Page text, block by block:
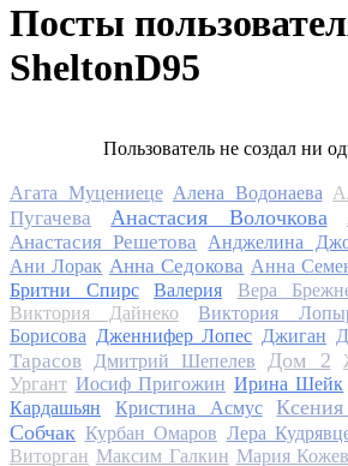
Посты
SheltonD95
Пользователь не создал ни
Агата Муцениеце Алена Водонаева
Пугачева
Анастасия Волочкова
Анастасия Решетова Анджелина
Ани Лорак Анна Седокова Анна
Бритни Спирс
Валерия Вера
Виктория Дайнеко Виктория
Борисова Дженнифер Лопес Джиган
Тарасов
Дмитрий Шепелев Дом 2
Ургант Иосиф Пригожин Ирина Шейк
Кардашьян
Кристина Асмус
Собчак Курбан Омаров Лера
Виторган Максим Галкин Мария